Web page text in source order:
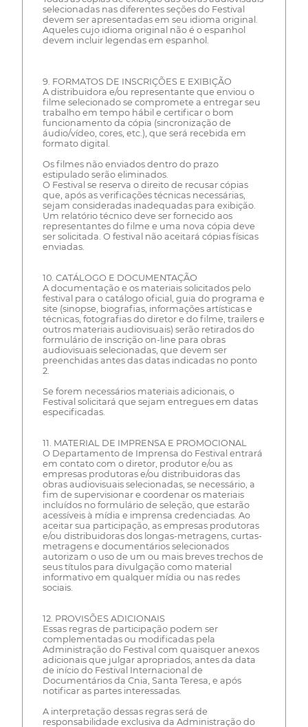
selecionadas nas diferentes seções do Festival
devem ser apresentadas em seu idioma original.
Aqueles cujo idioma original não é o espanhol
devem incluir legendas em espanhol.
9. FORMATOS DE INSCRIÇÕES E EXIBIÇÃO
A distribuidora e/ou representante que enviou o
filme selecionado se compromete a entregar seu
trabalho em tempo hábil e certificar o bom
funcionamento da cópia (sincronização de
áudio/vídeo, cores, etc.), que será recebida em
formato digital.
Os filmes não enviados dentro do prazo
estipulado serão eliminados.
O Festival se reserva o direito de recusar cópias
que, após as verificações técnicas necessárias,
sejam consideradas inadequadas para exibição.
Um relatório técnico deve ser fornecido aos
representantes do filme e uma nova cópia deve
ser solicitada. O festival não aceitará cópias físicas
enviadas.
10. CATÁLOGO E DOCUMENTAÇÃO
A documentação e os materiais solicitados pelo
festival para o catálogo oficial, guia do programa e
site (sinopse, biografias, informações artísticas e
técnicas, fotografias do diretor e do filme, trailers e
outros materiais audiovisuais) serão retirados do
formulário de inscrição on-line para obras
audiovisuais selecionadas, que devem ser
preenchidas antes das datas indicadas no ponto
2.
Se forem necessários materiais adicionais, o
Festival solicitará que sejam entregues em datas
especificadas.
11. MATERIAL DE IMPRENSA E PROMOCIONAL
O Departamento de Imprensa do Festival entrará
em contato com o diretor, produtor e/ou as
empresas produtoras e/ou distribuidoras das
obras audiovisuais selecionadas, se necessário, a
fim de supervisionar e coordenar os materiais
incluídos no formulário de seleção, que estarão
acessíveis à mídia e imprensa credenciadas. Ao
aceitar sua participação, as empresas produtoras
e/ou distribuidoras dos longas-metragens, curtas-
metragens e documentários selecionados
autorizam o uso de um ou mais breves trechos de
seus títulos para divulgação como material
informativo em qualquer mídia ou nas redes
sociais.
12. PROVISÕES ADICIONAIS
Essas regras de participação podem ser
complementadas ou modificadas pela
Administração do Festival com quaisquer anexos
adicionais que julgar apropriados, antes da data
de início do Festival Internacional de
Documentários da Cnia, Santa Teresa, e após
notificar as partes interessadas.
A interpretação dessas regras será de
responsabilidade exclusiva da Administração do